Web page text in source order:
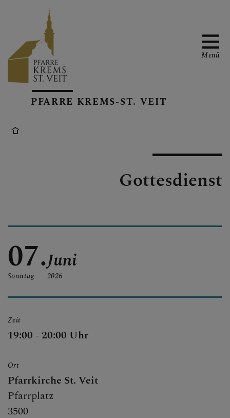
PFARRTEAM &
KONTAKT
ARBEITSKREISE
GOTTESDIENSTE &
MITTEILUNGEN
SAKRAMENTE & INFOS
GESCHICHTE &
KIRCHEN
PFARRBRIEF
PFARRE KREMS-ST. VEIT
Menü
Gottesdienst
07.
Sonntag
Juni
2026
Zeit
19:00 - 20:00 Uhr
Ort
Pfarrkirche St. Veit
Pfarrplatz
3500